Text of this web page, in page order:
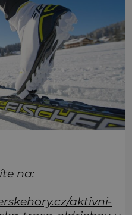
na:
aktivni-